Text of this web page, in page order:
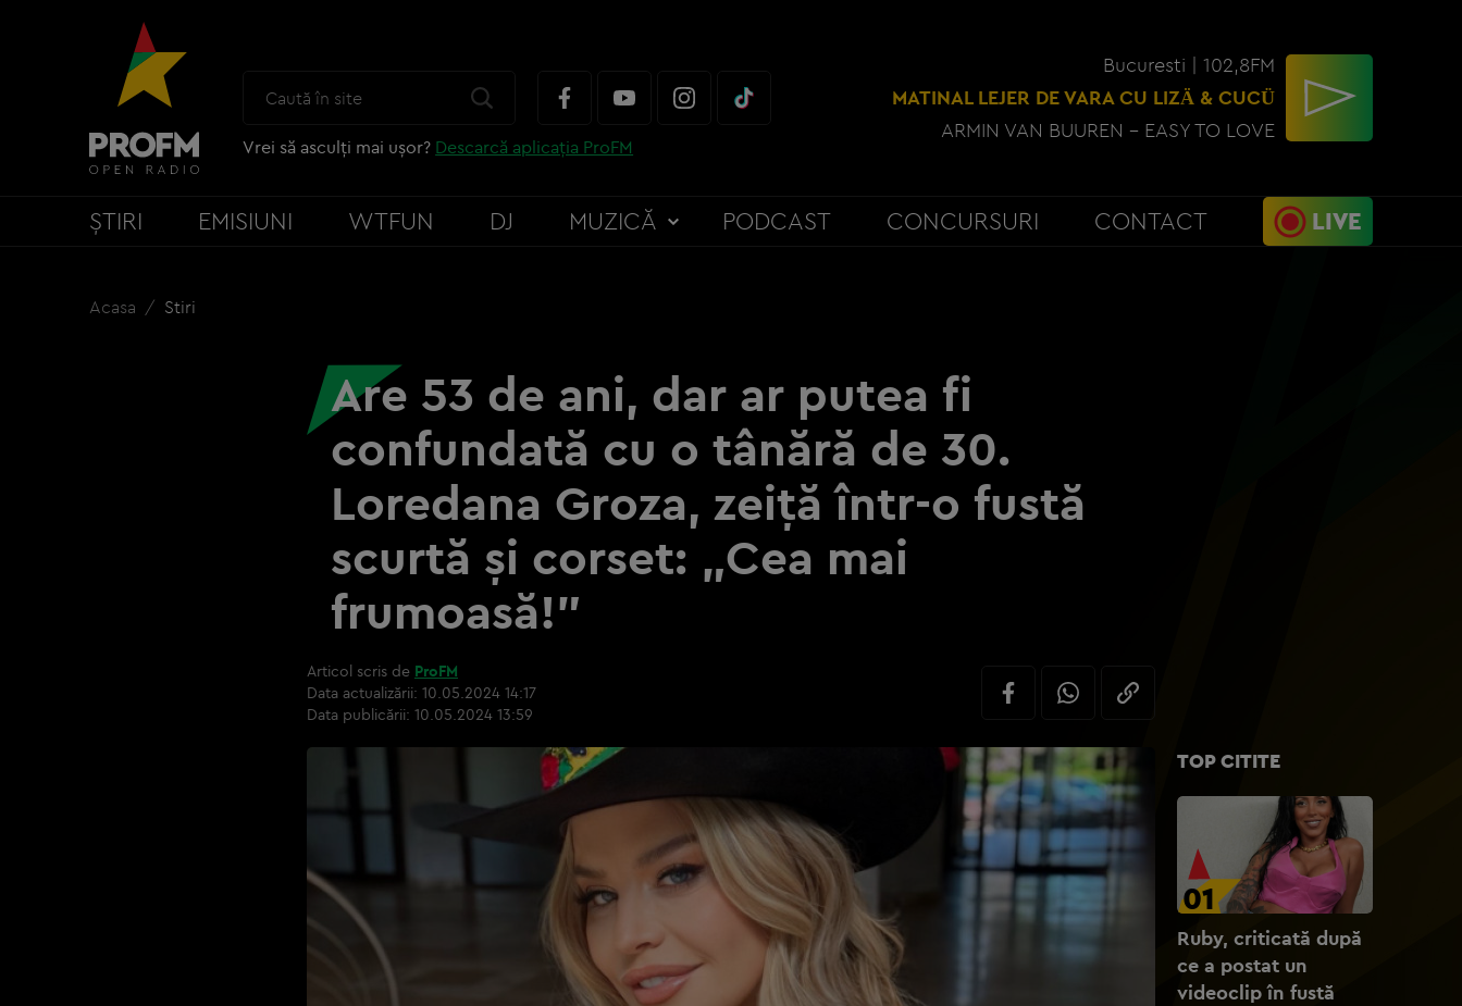
Vrei să asculți mai ușor? Descarcă aplicația ProFM
Bucuresti | 102,8FM
MATINAL LEJER DE VARA CU LIZÄ & CUCÜ
ARMIN VAN BUUREN - EASY TO LOVE
ȘTIRI EMISIUNI WTFUN DJ MUZICĂ PODCAST CONCURSURI CONTACT LIVE
Acasa Stiri
Are 53 de ani, dar ar putea fi
confundată cu o tânără de 30.
Loredana Groza, zeiță într-o fustă
scurtă și corset: „Cea mai
frumoasă!”
Articol scris de ProFM
Data actualizării: 10.05.2024 14:17
Data publicării: 10.05.2024 13:59
TOP CITITE
01
Ruby, criticată după
ce a postat un
videoclip în fustă